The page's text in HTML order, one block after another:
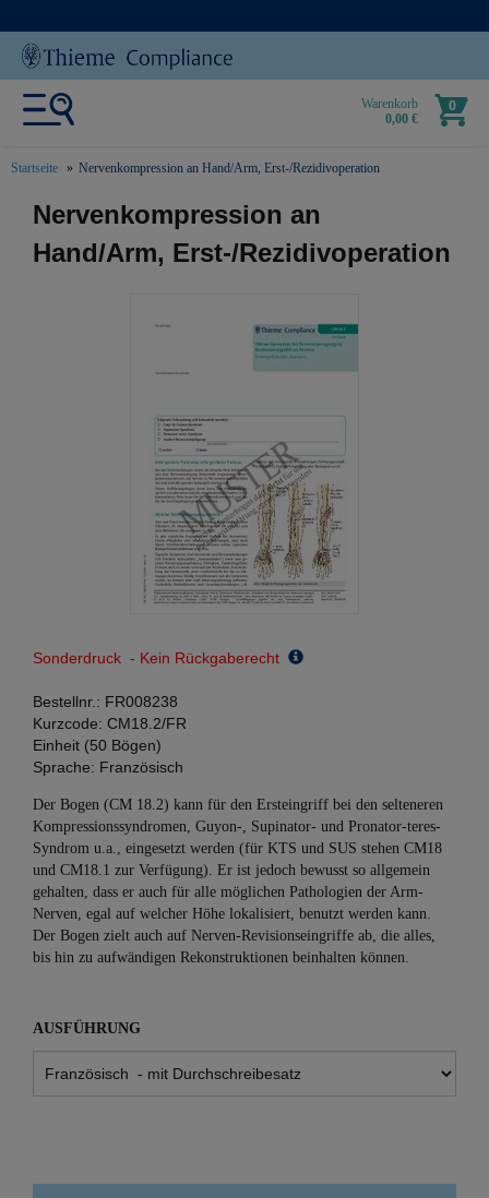
Warenkorb
0,00 €
0
Startseite Nervenkompression an Hand/Arm, Erst-/Rezidivoperation
text.skipToContent
text.skipToNavigation
Nervenkompression an
Hand/Arm, Erst-/Rezidivoperation
Sonderdruck - Kein Rückgaberecht
Bestellnr.: FR008238
Kurzcode: CM18.2/FR
Einheit (50 Bögen)
Sprache: Französisch
Der Bogen (CM 18.2) kann für den Ersteingriff bei den selteneren
Kompressionssyndromen, Guyon-, Supinator- und Pronator-teres-
Syndrom u.a., eingesetzt werden (für KTS und SUS stehen CM18
und CM18.1 zur Verfügung). Er ist jedoch bewusst so allgemein
gehalten, dass er auch für alle möglichen Pathologien der Arm-
Nerven, egal auf welcher Höhe lokalisiert, benutzt werden kann.
Der Bogen zielt auch auf Nerven-Revisionseingriffe ab, die alles,
bis hin zu aufwändigen Rekonstruktionen beinhalten können.
AUSFÜHRUNG